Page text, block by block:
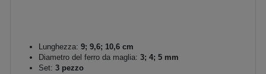
Lunghezza: 9; 9,6; 10,6 cm
Diametro del ferro da maglia: 3; 4; 5 mm
Set: 3 pezzo